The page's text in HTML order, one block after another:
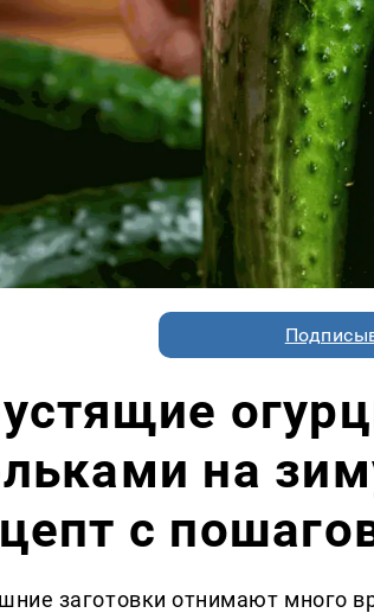
на
с
заготовки отнимают много